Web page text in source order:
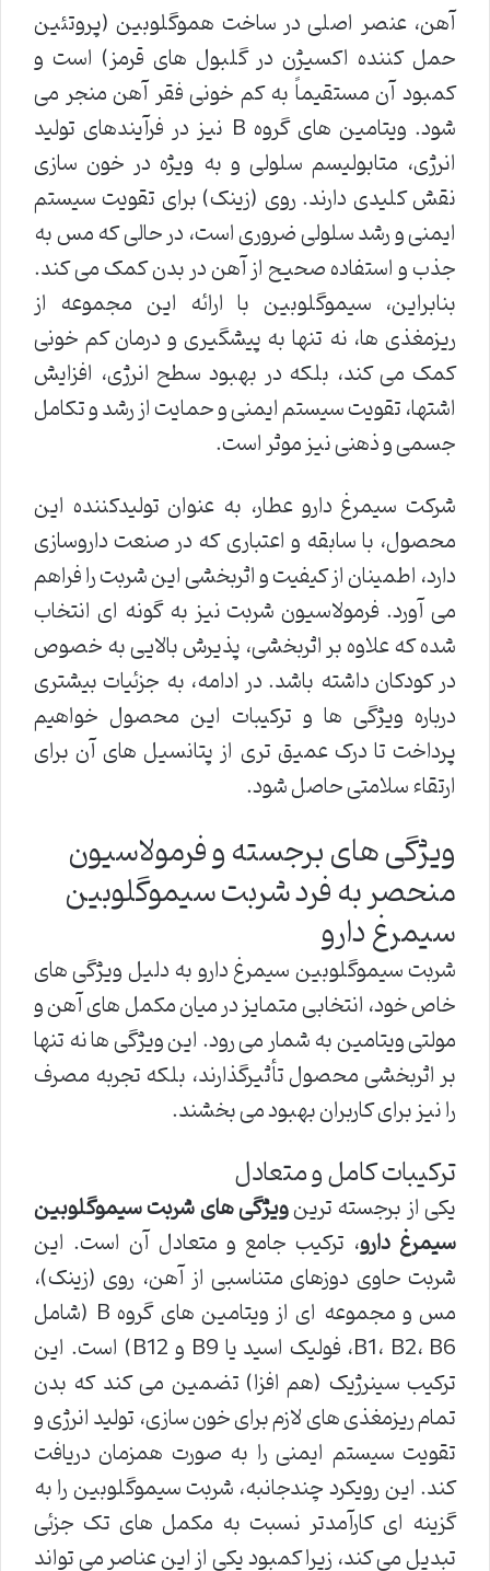
آهن، عنصر اصلی در ساخت هموگلوبین (پروتئین
حمل کننده اکسیژن در گلبول های قرمز) است و
کمبود آن مستقیماً به کم خونی فقر آهن منجر می
شود. ویتامین های گروه B نیز در فرآیندهای تولید
انرژی، متابولیسم سلولی و به ویژه در خون سازی
نقش کلیدی دارند. روی (زینک) برای تقویت سیستم
ایمنی و رشد سلولی ضروری است، در حالی که مس به
جذب و استفاده صحیح از آهن در بدن کمک می کند.
بنابراین، سیموگلوبین با ارائه این مجموعه از
ریزمغذی ها، نه تنها به پیشگیری و درمان کم خونی
کمک می کند، بلکه در بهبود سطح انرژی، افزایش
اشتها، تقویت سیستم ایمنی و حمایت از رشد و تکامل
جسمی و ذهنی نیز موثر است.
شرکت سیمرغ دارو عطار، به عنوان تولیدکننده این
محصول، با سابقه و اعتباری که در صنعت داروسازی
دارد، اطمینان از کیفیت و اثربخشی این شربت را فراهم
می آورد. فرمولاسیون شربت نیز به گونه ای انتخاب
شده که علاوه بر اثربخشی، پذیرش بالایی به خصوص
در کودکان داشته باشد. در ادامه، به جزئیات بیشتری
درباره ویژگی ها و ترکیبات این محصول خواهیم
پرداخت تا درک عمیق تری از پتانسیل های آن برای
ارتقاء سلامتی حاصل شود.
ویژگی های برجسته و فرمولاسیون
منحصر به فرد شربت سیموگلوبین
سیمرغ دارو
شربت سیموگلوبین سیمرغ دارو به دلیل ویژگی های
خاص خود، انتخابی متمایز در میان مکمل های آهن و
مولتی ویتامین به شمار می رود. این ویژگی ها نه تنها
بر اثربخشی محصول تأثیرگذارند، بلکه تجربه مصرف
را نیز برای کاربران بهبود می بخشند.
ترکیبات کامل و متعادل
یکی از برجسته ترینویژگی های شربت سیموگلوبین
سیمرغ دارو، ترکیب جامع و متعادل آن است. این
شربت حاوی دوزهای متناسبی از آهن، روی (زینک)،
مس و مجموعه ای از ویتامین های گروه B (شامل
B1، B2، B6، فولیک اسید یا B9 و B12) است. این
ترکیب سینرژیک (هم افزا) تضمین می کند که بدن
تمام ریزمغذی های لازم برای خون سازی، تولید انرژی و
تقویت سیستم ایمنی را به صورت همزمان دریافت
کند. این رویکرد چندجانبه، شربت سیموگلوبین را به
گزینه ای کارآمدتر نسبت به مکمل های تک جزئی
تبدیل می کند، زیرا کمبود یکی از این عناصر می تواند